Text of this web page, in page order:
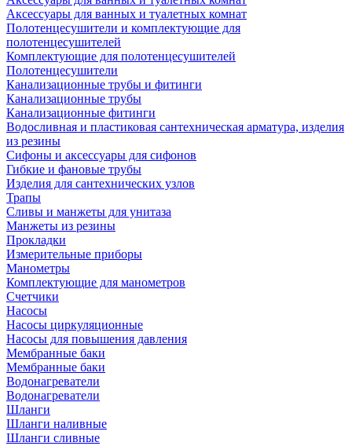
Аксессуары для ванных и туалетных комнат
Полотенцесушители и комплектующие для
полотенцесушителей
Комплектующие для полотенцесушителей
Полотенцесушители
Канализационные трубы и фитинги
Канализационные трубы
Канализационные фитинги
Водосливная и пластиковая сантехническая арматура, изделия
из резины
Сифоны и аксессуары для сифонов
Гибкие и фановые трубы
Изделия для сантехнических узлов
Трапы
Сливы и манжеты для унитаза
Манжеты из резины
Прокладки
Измерительные приборы
Манометры
Комплектующие для манометров
Счетчики
Насосы
Насосы циркуляционные
Насосы для повышения давления
Мембранные баки
Мембранные баки
Водонагреватели
Водонагреватели
Шланги
Шланги наливные
Шланги сливные